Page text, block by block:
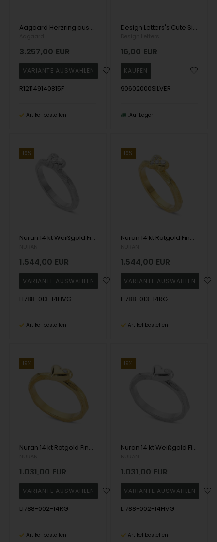
Aagaard Herzring aus 14 Karat Gelbgold mit 2 x 0,004 ct + 13 x 0,006 ct Diamanten
3.257,00 EUR
R121149140815F
Artikel bestellen
Design Letters's Cute Silber Ring mit 7 mm Herz. Der Ring kann mit anderen Ringen von Design Letters kombiniert und von Größe 48 - 58 angepasst werden.
16,00 EUR
90602000SILVER
Auf Lager
19%
Nuran 14 kt Weißgold Fingerring, aus Nuran Natura Serie mit 5 Stück 2 x 0,02 + 3 x 0,03 Wesselton / SI
1.544,00 EUR
L1788-013-14HVG
Artikel bestellen
19%
Nuran 14 kt Rotgold Fingerring, aus Nuran Natura Serie mit 5 Stück 2 x 0,02 + 3 x 0,03 Wesselton / SI
1.544,00 EUR
L1788-013-14RG
Artikel bestellen
19%
Nuran 14 kt Rotgold Fingerring, aus Nuran Natura Serie mit 1 Stück 0,02 kt Wesselton / SI
1.031,00 EUR
L1788-002-14RG
Artikel bestellen
19%
Nuran 14 kt Weißgold Fingerring, aus Nuran Natura Serie mit 1 Stück 0,02 kt Wesselton / SI
1.031,00 EUR
L1788-002-14HVG
Artikel bestellen